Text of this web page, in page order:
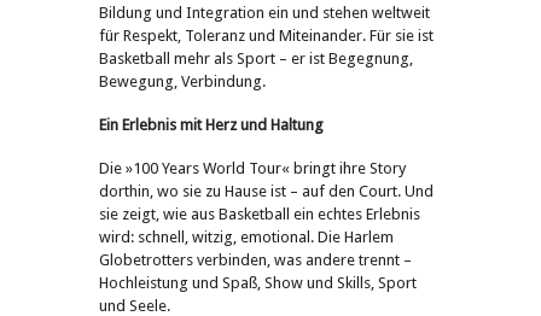
Bildung und Integration ein und stehen weltweit
für Respekt, Toleranz und Miteinander. Für sie ist
Basketball mehr als Sport – er ist Begegnung,
Bewegung, Verbindung.
Ein Erlebnis mit Herz und Haltung
Die »100 Years World Tour« bringt ihre Story
dorthin, wo sie zu Hause ist – auf den Court. Und
sie zeigt, wie aus Basketball ein echtes Erlebnis
wird: schnell, witzig, emotional. Die Harlem
Globetrotters verbinden, was andere trennt –
Hochleistung und Spaß, Show und Skills, Sport
und Seele.